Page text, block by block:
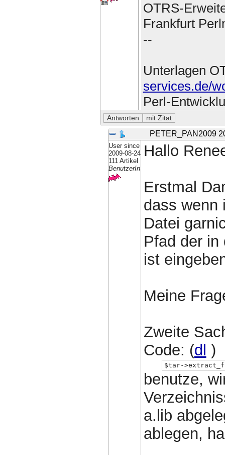
OTRS-
Frankfurt
--
Unterlagen
services.de/
Perl-
PETER_PAN2009
User since
2009-08-24
111 Artikel
BenutzerIn
Hallo
Erstmal
dass wenn
Datei
Pfad der in
ist
Meine
Zweite
Code: (dl )
$tar-
benutze,
a.lib
ablegen,